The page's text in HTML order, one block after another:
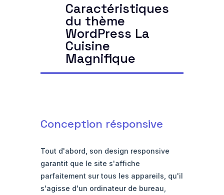
Caractéristiques
du thème
WordPress La
Cuisine
Magnifique
Conception résponsive
Tout d'abord, son design responsive
garantit que le site s'affiche
parfaitement sur tous les appareils, qu'il
s'agisse d'un ordinateur de bureau,